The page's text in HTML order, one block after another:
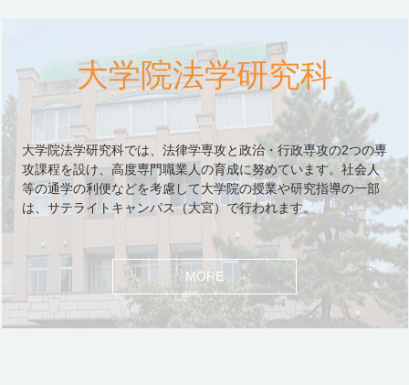
大学院法学研究科
大学院法学研究科では、法律学専攻と政治・行政専攻の2つの専
攻課程を設け、高度専門職業人の育成に努めています。社会人
等の通学の利便などを考慮して大学院の授業や研究指導の一部
は、サテライトキャンパス（大宮）で行われます。
MORE